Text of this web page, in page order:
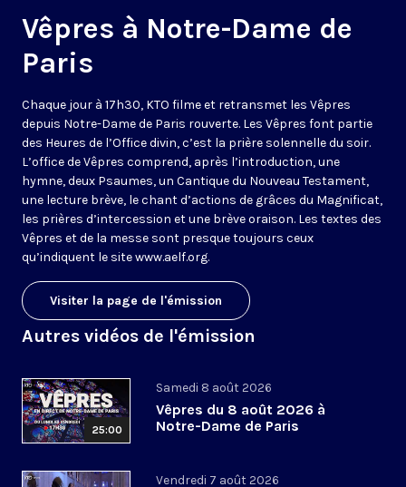
Vêpres à Notre-Dame de
Paris
Chaque jour à 17h30, KTO filme et retransmet les Vêpres
depuis Notre-Dame de Paris rouverte. Les Vêpres font partie
des Heures de l’Office divin, c’est la prière solennelle du soir.
L’office de Vêpres comprend, après l’introduction, une
hymne, deux Psaumes, un Cantique du Nouveau Testament,
une lecture brève, le chant d’actions de grâces du Magnificat,
les prières d’intercession et une brève oraison. Les textes des
Vêpres et de la messe sont presque toujours ceux
qu’indiquent le sitewww.aelf.org.
Visiter la page de l'émission
Autres vidéos de l'émission
25:00
Samedi 8 août 2026
Vêpres du 8 août 2026 à
Notre-Dame de Paris
Vendredi 7 août 2026